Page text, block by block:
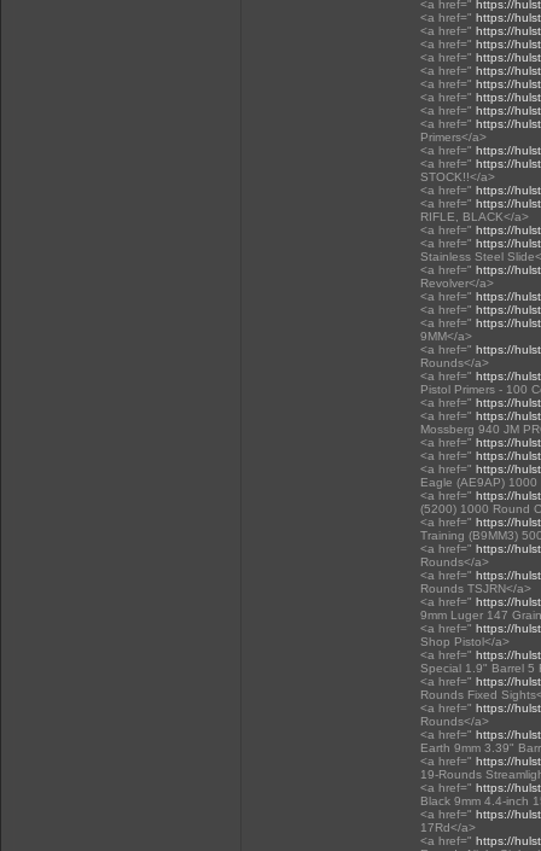
<a href=" https://
<a href=" https://
<a href=" https://
<a href=" https://
<a href=" https://
<a href=" https://
<a href=" https://
<a href=" https://
<a href=" https://
<a href=" https://
Primers</a>
<a href=" https://
<a href=" https://
STOCK!!</a>
<a href=" https://
<a href=" https://
RIFLE, BLACK</a>
<a href=" https://
<a href=" https://
Stainless Steel
<a href=" https://
Revolver</a>
<a href=" https://
<a href=" https://
<a href=" https://
9MM</a>
<a href=" https://
Rounds</a>
<a href=" https://
Pistol Primers - 100
<a href=" https://
<a href=" https://
Mossberg 940 JM
<a href=" https://
<a href=" https://
<a href=" https://
Eagle (AE9AP)
<a href=" https://
(5200) 1000 Round
<a href=" https://
Training (B9MM3)
<a href=" https://
Rounds</a>
<a href=" https://
Rounds TSJRN</a>
<a href=" https://
9mm Luger 147
<a href=" https://
Shop Pistol</a>
<a href=" https://
Special 1.9" Barrel 5
<a href=" https://
Rounds Fixed
<a href=" https://
Rounds</a>
<a href=" https://
Earth 9mm 3.39"
<a href=" https://
19-Rounds
<a href=" https://
Black 9mm 4.4-inch
<a href=" https://
17Rd</a>
<a href=" https://